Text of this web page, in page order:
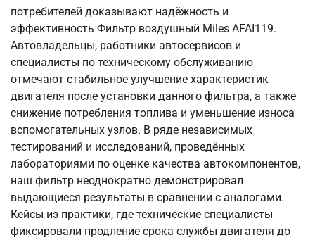
потребителей доказывают надёжность и
эффективность Фильтр воздушный Miles AFAI119.
Автовладельцы, работники автосервисов и
специалисты по техническому обслуживанию
отмечают стабильное улучшение характеристик
двигателя после установки данного фильтра, а также
снижение потребления топлива и уменьшение износа
вспомогательных узлов. В ряде независимых
тестирований и исследований, проведённых
лабораториями по оценке качества автокомпонентов,
наш фильтр неоднократно демонстрировал
выдающиеся результаты в сравнении с аналогами.
Кейсы из практики, где технические специалисты
фиксировали продление срока службы двигателя до